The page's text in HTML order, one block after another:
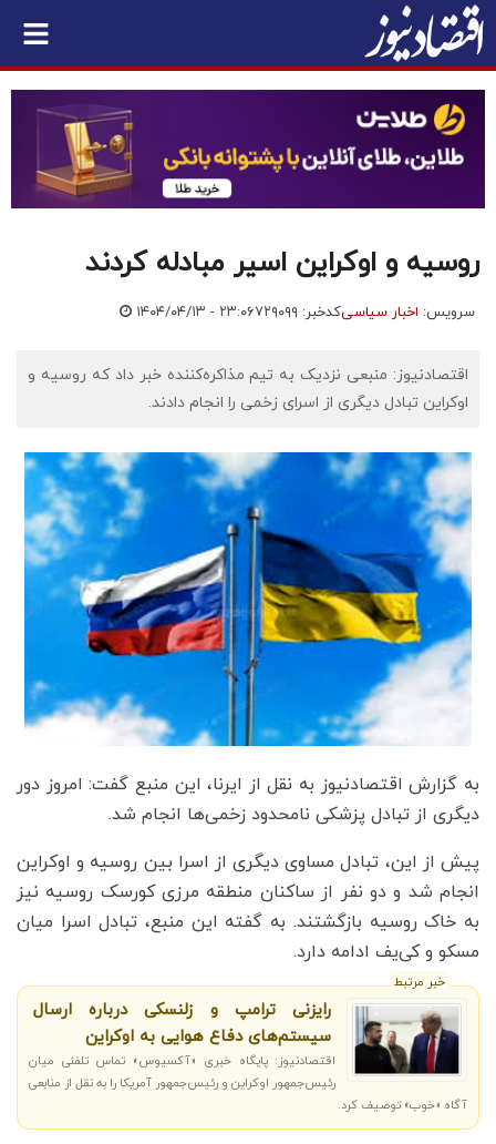
روسیه و اوکراین اسیر مبادله کردند
سرویس: اخبار سیاسیکدخبر: ۷۲۹۰۹۹ ۱۴۰۴/۰۴/۱۳ - ۲۳:۰۶
اقتصادنیوز: منبعی نزدیک به تیم مذاکره‌کننده خبر داد که روسیه و
اوکراین تبادل دیگری از اسرای زخمی‌ را انجام دادند.
به گزارش اقتصادنیوز به نقل از ایرنا، این منبع گفت: امروز دور
دیگری از تبادل پزشکی نامحدود زخمی‌ها انجام شد.
پیش از این، تبادل مساوی دیگری از اسرا بین روسیه و اوکراین
انجام شد و دو نفر از ساکنان منطقه مرزی کورسک روسیه نیز
به خاک روسیه بازگشتند. به گفته این منبع، تبادل اسرا میان
مسکو و کی‌یف ادامه دارد.
خبر مرتبط
رایزنی ترامپ و زلنسکی درباره ارسال
سیستم‌های دفاع هوایی به اوکراین
اقتصادنیوز: پایگاه خبری «آکسیوس» تماس تلفنی میان
رئیس‌جمهور اوکراین و رئیس‌جمهور آمریکا را به نقل از منابعی
آگاه «خوب» توصیف کرد.